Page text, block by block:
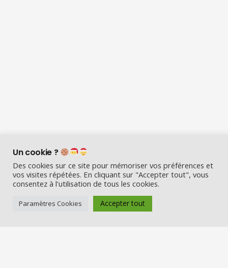
Visio Père Noël est l’entreprise
Un cookie ?
Des cookies sur ce site pour mémoriser vos préférences et
vos visites répétées. En cliquant sur "Accepter tout", vous
consentez à l'utilisation de tous les cookies.
Paramètres Cookies Accepter tout